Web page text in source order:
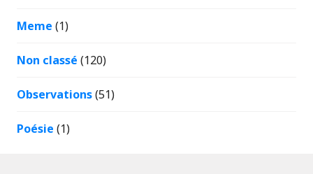
Meme (1)
Non classé (120)
Observations(51)
Poésie (1)